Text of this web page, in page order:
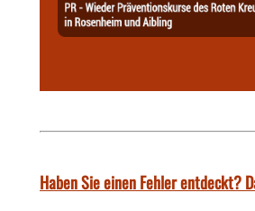
Haben Sie einen Fehler entdeckt?